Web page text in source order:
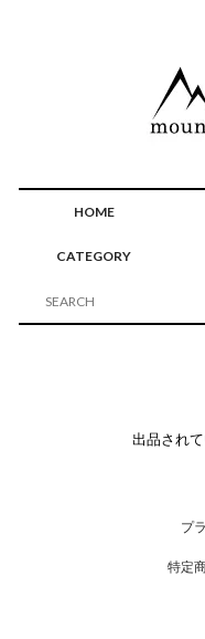
HOME
CATEGORY
出品され
プ
特定